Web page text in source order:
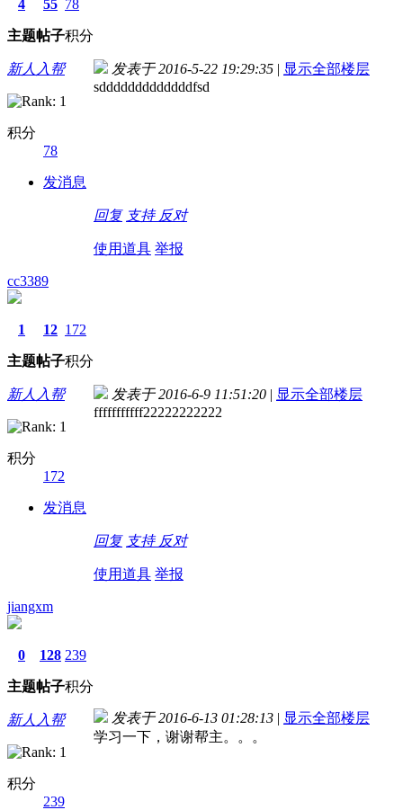
4
主题
55
帖子
78
积分
新人入帮
积分
78
发消息
发表于 2016-5-22 19:29:35 | 显示全部楼层
sdddddddddddddfsd
回复 支持 反对
使用道具 举报
cc3389
1
主题
12
帖子
172
积分
新人入帮
积分
172
发消息
发表于 2016-6-9 11:51:20 | 显示全部楼层
fffffffffff22222222222
回复 支持 反对
使用道具 举报
jiangxm
0
主题
128
帖子
239
积分
新人入帮
积分
239
发表于 2016-6-13 01:28:13 | 显示全部楼层
学习一下，谢谢帮主。。。